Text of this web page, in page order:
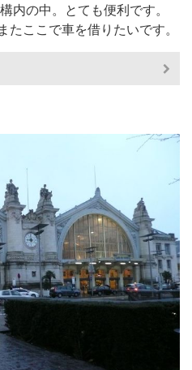
内の中。とても便利です。
たここで車を借りたいです。